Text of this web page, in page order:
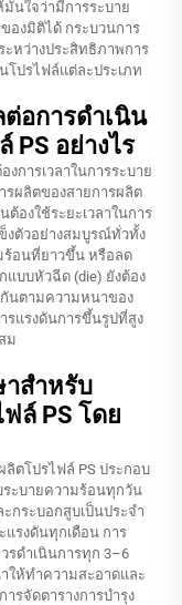
นใจว่ามีการระบาย
องมิติได้ กระบวนการ
ะหว่างประสิทธิภาพการ
ปรไฟล์แต่ละประเภท
อการดำเนิน
PS อย่างไร
การเวลาในการระบาย
รผลิตของสายการผลิต
องใช้ระยะเวลาในการ
งตัวอย่างสมบูรณ์ทั่วทั้ง
ร้อนที่ยาวขึ้น หรือลด
แบบหัวฉีด (die) ยังต้อง
กันตามความหนาของ
แรงดันการขึ้นรูปที่สูง
ม
สำหรับ
ล์ PS โดย
ตโปรไฟล์ PS ประกอบ
ะบายความร้อนทุกวัน
กระบอกสูบเป็นประจำ
รงดันทุกเดือน การ
รดำเนินการทุก 3–6
ห้ทำความสะอาดและ
รจัดตารางการบำรุง